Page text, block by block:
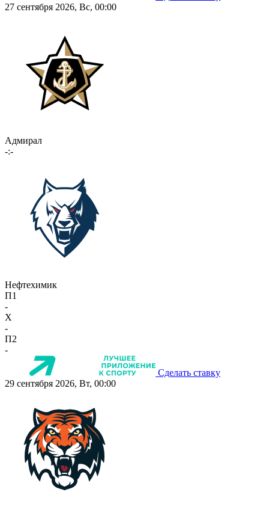
27 сентября 2026, Вс, 00:00
Адмирал
-:-
Нефтехимик
П1
-
X
-
П2
-
Сделать ставку
29 сентября 2026, Вт, 00:00